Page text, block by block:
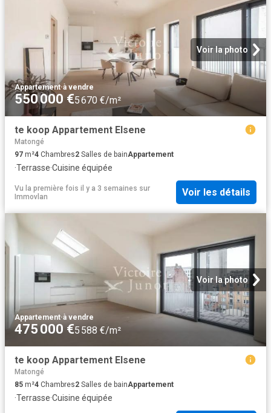
Voir la photo
Appartement·à vendre
550 000 €5 670 €/m²
te koop Appartement Elsene
Matongé
97 m²4 Chambres2 Salles de bainAppartement
·Terrasse·Cuisine équipée
Vu la première fois il y a 3 semaines sur
Immovlan
Voir les détails
Voir la photo
Appartement·à vendre
475 000 €5 588 €/m²
te koop Appartement Elsene
Matongé
85 m²4 Chambres2 Salles de bainAppartement
·Terrasse·Cuisine équipée